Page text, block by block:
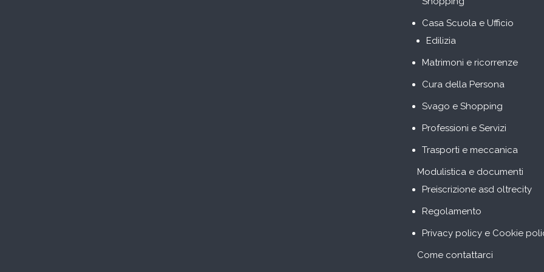
Casa Scuola e Ufficio
Edilizia
Matrimoni e ricorrenze
Cura della Persona
Svago e Shopping
Professioni e Servizi
Trasporti e meccanica
Modulistica e documenti
Preiscrizione asd oltrecity
Regolamento
Privacy policy e Cookie
Come contattarci